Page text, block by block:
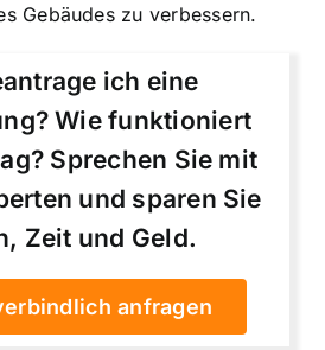
Gebäudes zu verbessern.
ich eine
Wie funktioniert
Sprechen Sie mit
und sparen Sie
Zeit und Geld.
anfragen